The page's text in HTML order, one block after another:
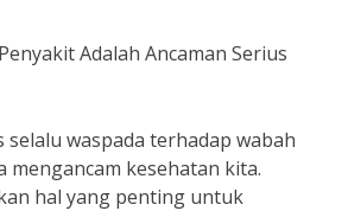
Adalah Ancaman Serius
selalu waspada terhadap wabah
mengancam kesehatan kita.
hal yang penting untuk